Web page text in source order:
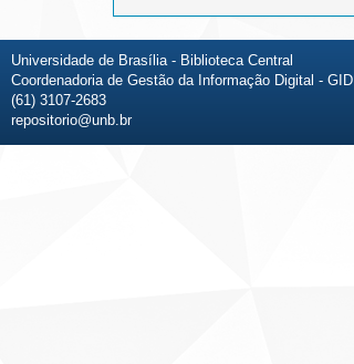
Universidade de Brasília - Biblioteca Central
Coordenadoria de Gestão da Informação Digital - GID
(61) 3107-2683
repositorio@unb.br